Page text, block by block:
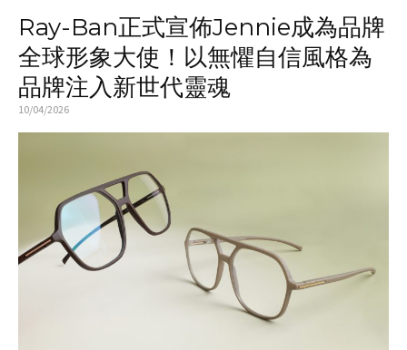
Ray-Ban正式宣佈Jennie成為品牌
全球形象大使！以無懼自信風格為
品牌注入新世代靈魂
10/04/2026